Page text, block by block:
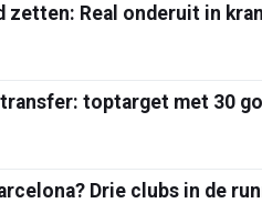
zetten: Real onderuit in
toptarget met 30
Drie clubs in de